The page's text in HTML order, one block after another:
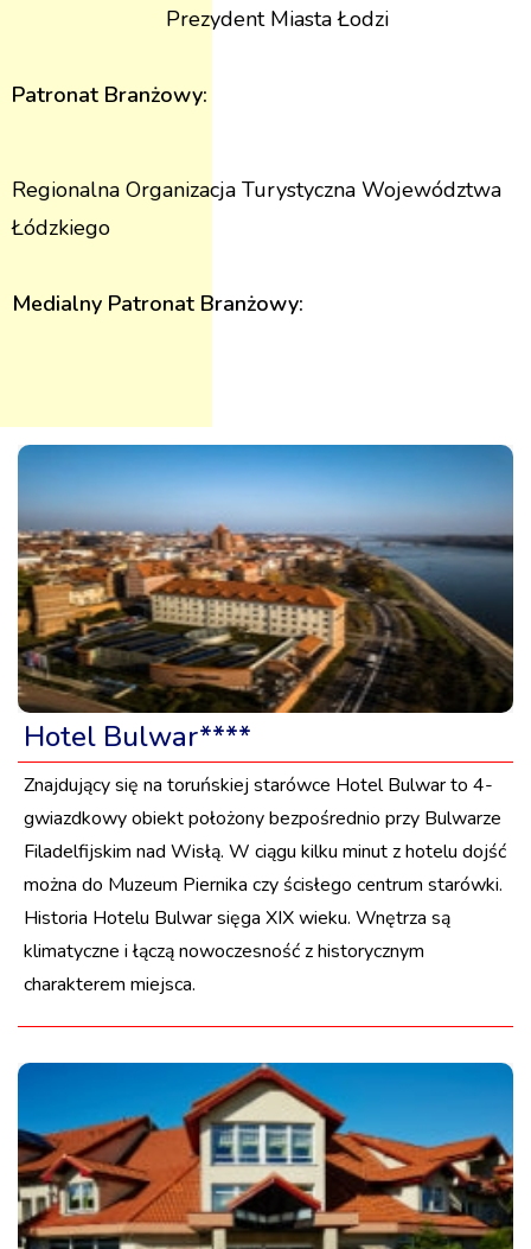
Prezydent Miasta Łodzi
Patronat Branżowy:
Regionalna Organizacja Turystyczna Województwa
Łódzkiego
Medialny Patronat Branżowy:
Hotel Bulwar****
Znajdujący się na toruńskiej starówce Hotel Bulwar to 4-
gwiazdkowy obiekt położony bezpośrednio przy Bulwarze
Filadelfijskim nad Wisłą. W ciągu kilku minut z hotelu dojść
można do Muzeum Piernika czy ścisłego centrum starówki.
Historia Hotelu Bulwar sięga XIX wieku. Wnętrza są
klimatyczne i łączą nowoczesność z historycznym
charakterem miejsca.